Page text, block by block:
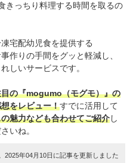
きっちり料理する時間を取るの
宅配幼児食を提供する
作りの手間をグッと軽減し、
しいサービスです。
の『mogumo（モグモ）』の
をレビュー！すでに活用して
魅力なども合わせてご紹介し
いね。
2025年04月10日に記事を更新しました